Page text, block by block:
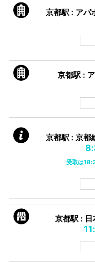
京都駅 : アパ
京都駅 :
京都駅 : 京都
受取は
京都駅 :